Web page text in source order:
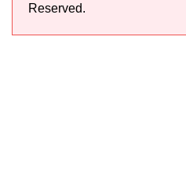
Reserved.